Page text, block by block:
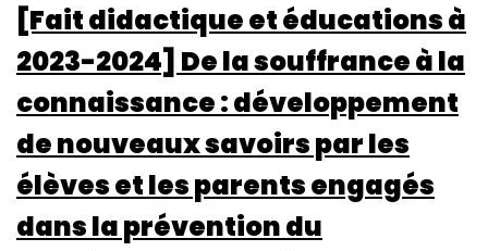
[Fait didactique et éducations à
2023-2024] De la souffrance à la
connaissance : développement
de nouveaux savoirs par les
élèves et les parents engagés
dans la prévention du